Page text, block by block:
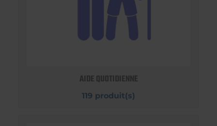
AIDE QUOTIDIENNE
119 produit(s)